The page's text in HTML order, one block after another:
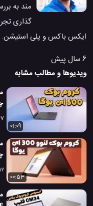
مند به
گذاری
ایکس باکس و پلی استیشن.
6 سال پیش
ویدیوها و مطالب مشابه
67
01:09
00:53